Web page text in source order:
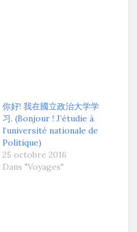
你好! 我在國立政治大学学
习. (Bonjour ! J’étudie à
l’université nationale de
Politique)
25 octobre 2016
Dans "Voyages"